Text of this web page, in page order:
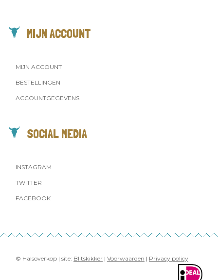
MIJN ACCOUNT
MIJN ACCOUNT
BESTELLINGEN
ACCOUNTGEGEVENS
SOCIAL MEDIA
INSTAGRAM
TWITTER
FACEBOOK
© Halsoverkop | site: Blitskikker | Voorwaarden | Privacy policy